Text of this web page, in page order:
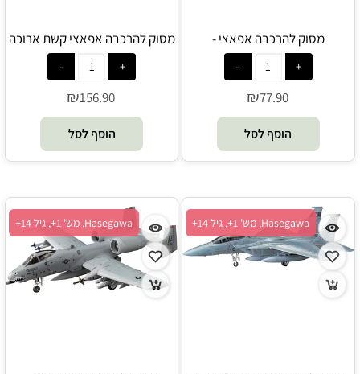
מסוק להרכבה אפאצי -
Hasegawa
₪77.90
הוסף לסל
מסוק להרכבה אפאצי קשת ארוכה
- Hasegawa
₪156.90
הוסף לסל
Hasegawa, מש' 1+, גיל 14+ Hasegawa, מש' 1+, גיל 14+